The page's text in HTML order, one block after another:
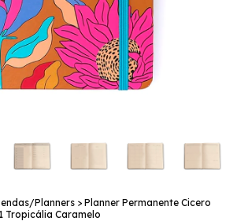
Planners > Planner Permanente Cicero
Tropicália Caramelo